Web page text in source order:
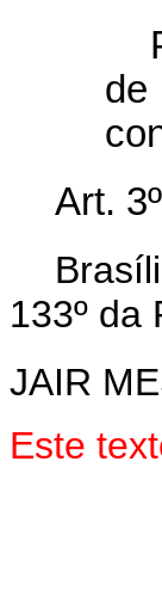
Art.
133º da
JAIR
Este